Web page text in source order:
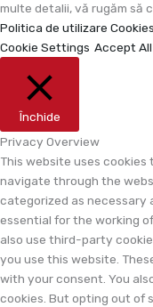
multe detalii, vă rugăm să
Politica de utilizare Cookies
Cookie Settings Accept All
Închide
Privacy Overview
This website uses
navigate through the
categorized as necessary
essential for the working
also use third-party
you use this website.
with your consent. You
cookies. But opting out of